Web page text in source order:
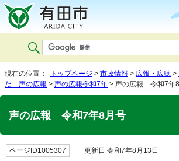
現在の位置： トップページ > 市政情報 > 広報・広聴 >
だ 声の広報 > 声の広報令和7年 > 声の広報 令和7年
声の広報 令和7年8月号
ページID1005307 更新日 令和7年8月13日